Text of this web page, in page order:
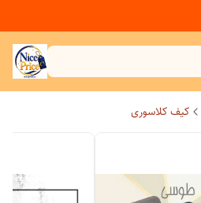
کیف کلاسوری